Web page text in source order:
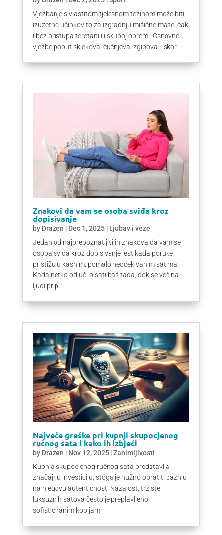
Vježbanje s vlastitom tjelesnom težinom može biti
izuzetno učinkovito za izgradnju mišićne mase, čak
i bez pristupa teretani ili skupoj opremi. Osnovne
vježbe poput sklekova, čučnjeva, zgibova i iskor
Znakovi da vam se osoba sviđa kroz
dopisivanje
by Drazen | Dec 1, 2025| Ljubav i veze
Jedan od najprepoznatljivijih znakova da vam se
osoba sviđa kroz dopisivanje jest kada poruke
pristižu u kasnim, pomalo neočekivanim satima.
Kada netko odluči pisati baš tada, dok se većina
ljudi prip
Najveće greške pri kupnji skupocjenog
ručnog sata i kako ih izbjeći
by Drazen | Nov 12, 2025|Zanimljivosti
Kupnja skupocjenog ručnog sata predstavlja
značajnu investiciju, stoga je nužno obratiti pažnju
na njegovu autentičnost. Nažalost, tržište
luksuznih satova često je preplavljeno
sofisticiranim kopijam